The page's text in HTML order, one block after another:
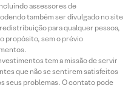
assessores de
também ser divulgado no site
para qualquer pessoa,
propósito, sem o prévio
tem a missão de servir
que não se sentirem satisfeitos
seus problemas. O contato pode